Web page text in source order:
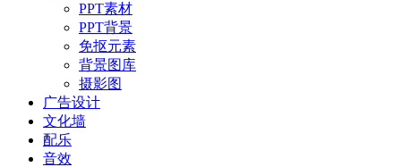
PPT素材
PPT背景
免抠元素
背景图库
摄影图
广告设计
文化墙
配乐
音效